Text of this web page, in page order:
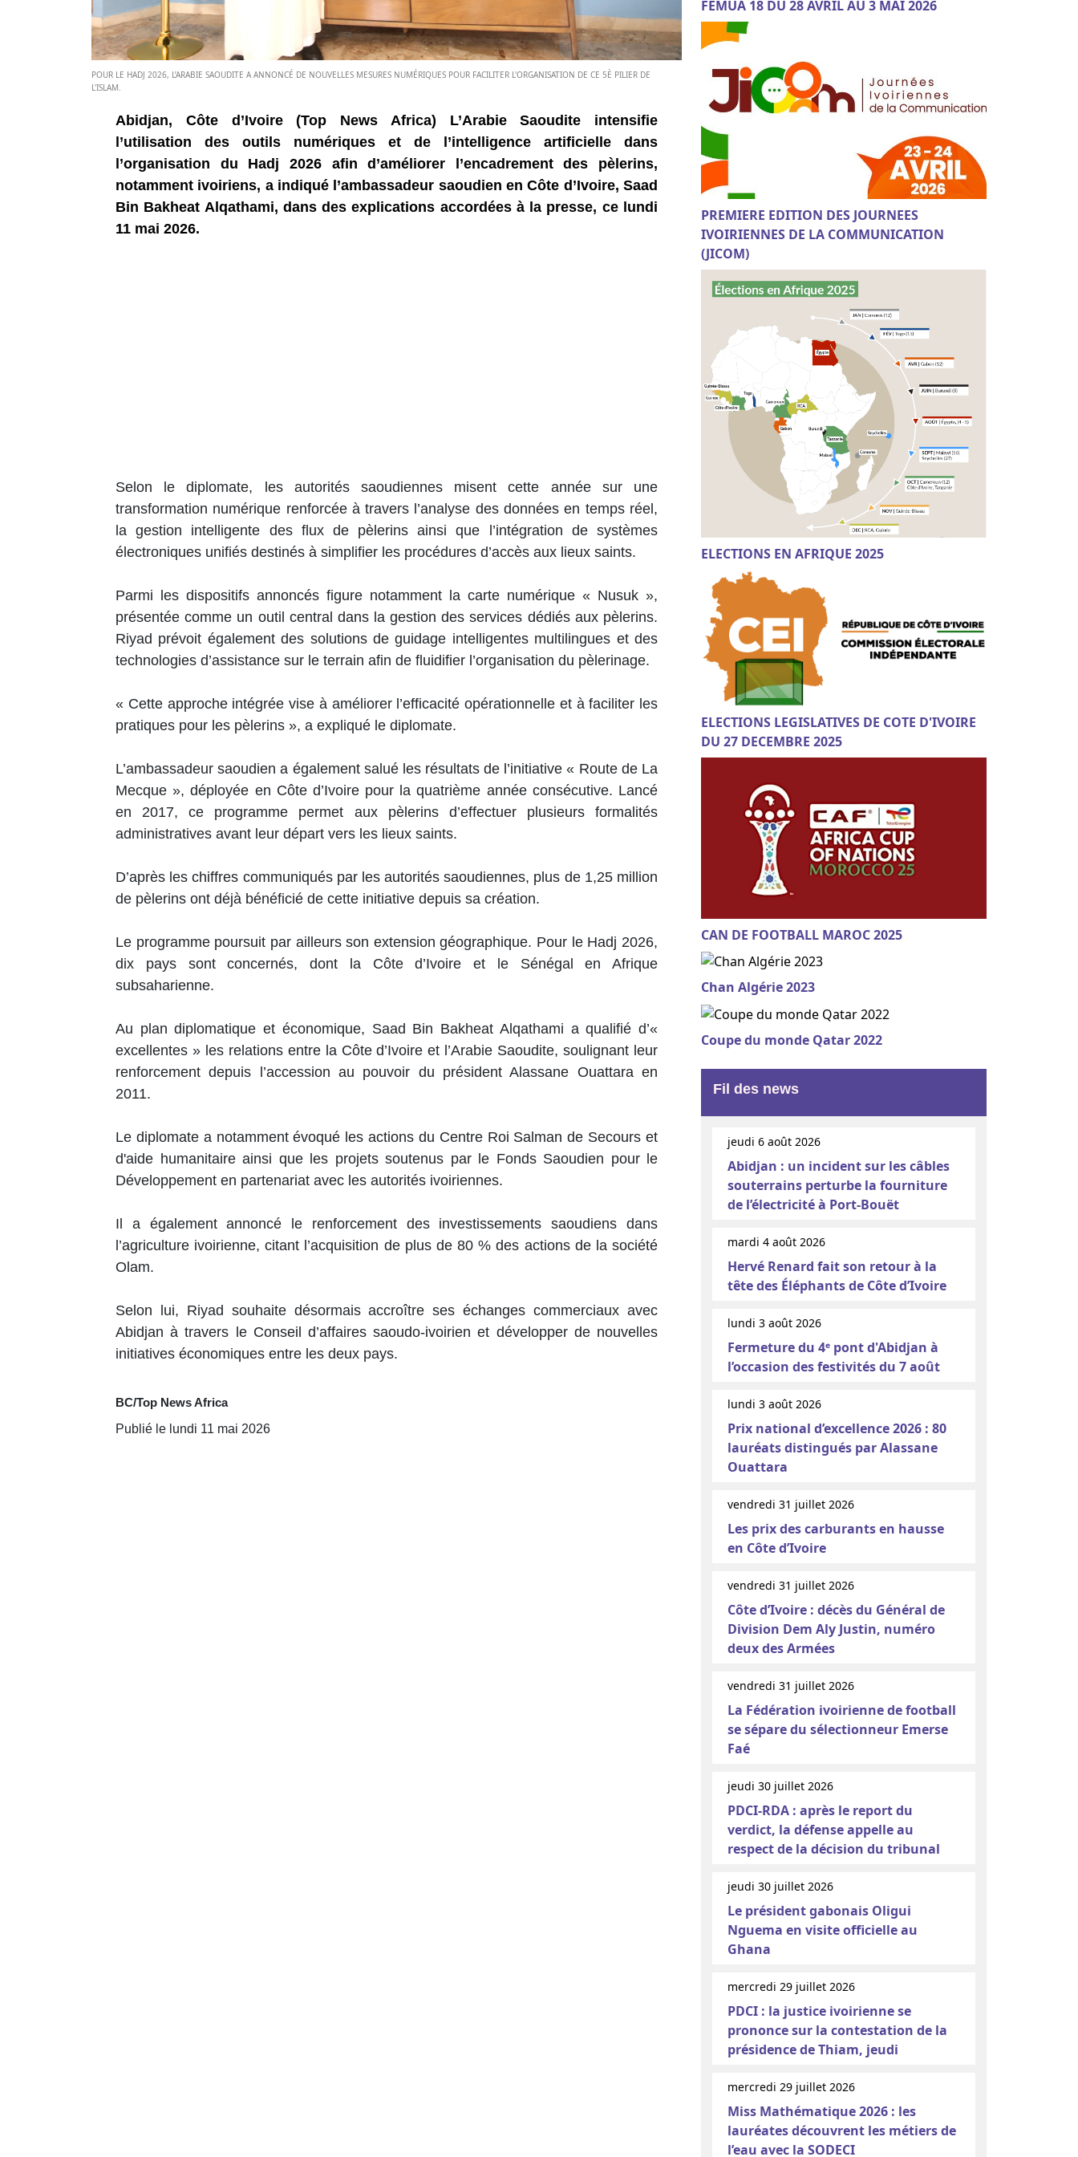
POUR LE HADJ 2026, L’ARABIE SAOUDITE A ANNONCÉ DE NOUVELLES MESURES NUMÉRIQUES POUR FACILITER L'ORGANISATION DE CE 5È PILIER DE
L'ISLAM.
Abidjan, Côte d’Ivoire (Top News Africa) L’Arabie Saoudite intensifie
l’utilisation des outils numériques et de l’intelligence artificielle dans
l’organisation du Hadj 2026 afin d’améliorer l’encadrement des pèlerins,
notamment ivoiriens, a indiqué l’ambassadeur saoudien en Côte d’Ivoire, Saad
Bin Bakheat Alqathami, dans des explications accordées à la presse, ce lundi
11 mai 2026.
Selon le diplomate, les autorités saoudiennes misent cette année sur une
transformation numérique renforcée à travers l’analyse des données en temps réel,
la gestion intelligente des flux de pèlerins ainsi que l’intégration de systèmes
électroniques unifiés destinés à simplifier les procédures d’accès aux lieux saints.
Parmi les dispositifs annoncés figure notamment la carte numérique « Nusuk »,
présentée comme un outil central dans la gestion des services dédiés aux pèlerins.
Riyad prévoit également des solutions de guidage intelligentes multilingues et des
technologies d’assistance sur le terrain afin de fluidifier l’organisation du pèlerinage.
« Cette approche intégrée vise à améliorer l’efficacité opérationnelle et à faciliter les
pratiques pour les pèlerins », a expliqué le diplomate.
L’ambassadeur saoudien a également salué les résultats de l’initiative « Route de La
Mecque », déployée en Côte d’Ivoire pour la quatrième année consécutive. Lancé
en 2017, ce programme permet aux pèlerins d’effectuer plusieurs formalités
administratives avant leur départ vers les lieux saints.
D’après les chiffres communiqués par les autorités saoudiennes, plus de 1,25 million
de pèlerins ont déjà bénéficié de cette initiative depuis sa création.
Le programme poursuit par ailleurs son extension géographique. Pour le Hadj 2026,
dix pays sont concernés, dont la Côte d’Ivoire et le Sénégal en Afrique
subsaharienne.
Au plan diplomatique et économique, Saad Bin Bakheat Alqathami a qualifié d’«
excellentes » les relations entre la Côte d’Ivoire et l’Arabie Saoudite, soulignant leur
renforcement depuis l’accession au pouvoir du président Alassane Ouattara en
2011.
Le diplomate a notamment évoqué les actions du Centre Roi Salman de Secours et
d'aide humanitaire ainsi que les projets soutenus par le Fonds Saoudien pour le
Développement en partenariat avec les autorités ivoiriennes.
Il a également annoncé le renforcement des investissements saoudiens dans
l’agriculture ivoirienne, citant l’acquisition de plus de 80 % des actions de la société
Olam.
Selon lui, Riyad souhaite désormais accroître ses échanges commerciaux avec
Abidjan à travers le Conseil d’affaires saoudo-ivoirien et développer de nouvelles
initiatives économiques entre les deux pays.
BC/Top News Africa
Publié le lundi 11 mai 2026
FEMUA 18 DU 28 AVRIL AU 3 MAI 2026
PREMIERE EDITION DES JOURNEES
IVOIRIENNES DE LA COMMUNICATION
(JICOM)
ELECTIONS EN AFRIQUE 2025
ELECTIONS LEGISLATIVES DE COTE D'IVOIRE
DU 27 DECEMBRE 2025
CAN DE FOOTBALL MAROC 2025
Chan Algérie 2023
Coupe du monde Qatar 2022
Fil des news
jeudi 6 août 2026
Abidjan : un incident sur les câbles
souterrains perturbe la fourniture
de l’électricité à Port-Bouët
mardi 4 août 2026
Hervé Renard fait son retour à la
tête des Éléphants de Côte d’Ivoire
lundi 3 août 2026
Fermeture du 4ᵉ pont d'Abidjan à
l’occasion des festivités du 7 août
lundi 3 août 2026
Prix national d’excellence 2026 : 80
lauréats distingués par Alassane
Ouattara
vendredi 31 juillet 2026
Les prix des carburants en hausse
en Côte d’Ivoire
vendredi 31 juillet 2026
Côte d’Ivoire : décès du Général de
Division Dem Aly Justin, numéro
deux des Armées
vendredi 31 juillet 2026
La Fédération ivoirienne de football
se sépare du sélectionneur Emerse
Faé
jeudi 30 juillet 2026
PDCI-RDA : après le report du
verdict, la défense appelle au
respect de la décision du tribunal
jeudi 30 juillet 2026
Le président gabonais Oligui
Nguema en visite officielle au
Ghana
mercredi 29 juillet 2026
PDCI : la justice ivoirienne se
prononce sur la contestation de la
présidence de Thiam, jeudi
mercredi 29 juillet 2026
Miss Mathématique 2026 : les
lauréates découvrent les métiers de
l’eau avec la SODECI